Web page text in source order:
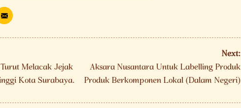
Melacak Jejak
Kota Surabaya.
Next:
Aksara Nusantara Untuk Labelling Produk
Produk Berkomponen Lokal (Dalam Negeri)